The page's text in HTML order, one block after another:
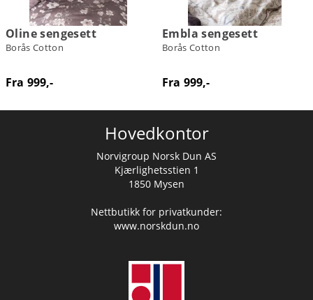
Oline sengesett
Borås Cotton
Fra 999,-
Embla sengesett
Borås Cotton
Fra 999,-
Hovedkontor
Norvigroup Norsk Dun AS
Kjærlighetsstien 1
1850 Mysen
Nettbutikk for privatkunder:
www.norskdun.no